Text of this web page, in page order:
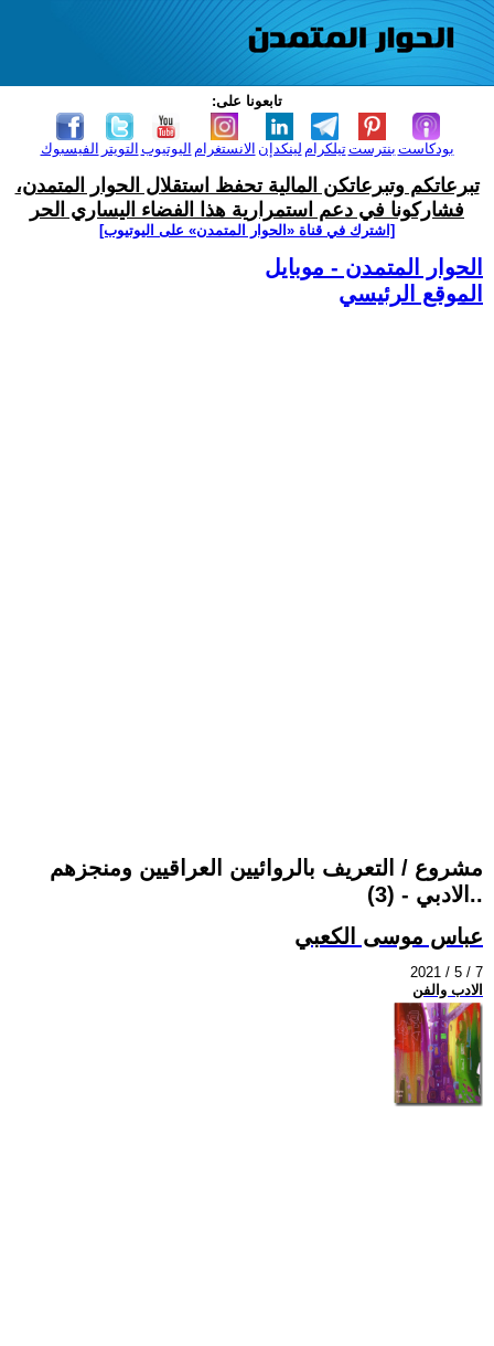
تابعونا على:
الفيسبوك التويتر اليوتيوب الانستغرام لينكدإن تيلكرامبنترست بودكاست
تبرعاتكم وتبرعاتكن المالية تحفظ استقلال الحوار المتمدن،
فشاركونا في دعم استمرارية هذا الفضاء اليساري الحر
[اشترك في قناة ‫«الحوار المتمدن» على اليوتيوب]
الحوار المتمدن - موبايل
الموقع الرئيسي
مشروع / التعريف بالروائيين العراقيين ومنجزهم
الادبي - (3)..
عباس موسى الكعبي
2021 / 5 / 7
الادب والفن